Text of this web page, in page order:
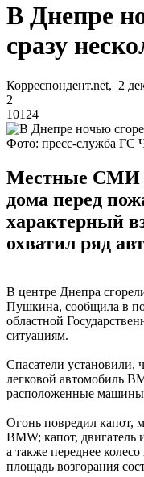
В Днепре
сразу
Корреспондент.net, 2
2
10124
Фото: пресс-служба ГС
Местные СМИ
дома перед
характерный
охватил ряд
В центре Днепра
Пушкина, сообщила в
областной
ситуациям.
Спасатели установили,
легковой автомобиль
расположенные
Огонь повредил капот,
BMW; капот, двигатель
а также переднее
площадь возгорания